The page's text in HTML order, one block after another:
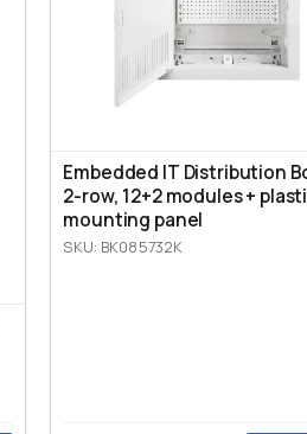
Embedded IT Distribution
2-row, 12+2 modules +
mounting panel
SKU: BK085732K